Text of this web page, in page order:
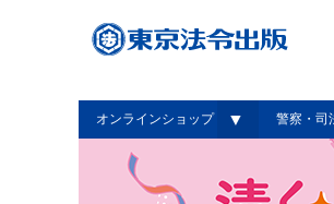
オンラインショップ ▼ 警察・司